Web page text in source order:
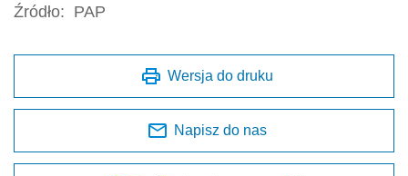
Źródło: PAP
Wersja do druku
Napisz do nas